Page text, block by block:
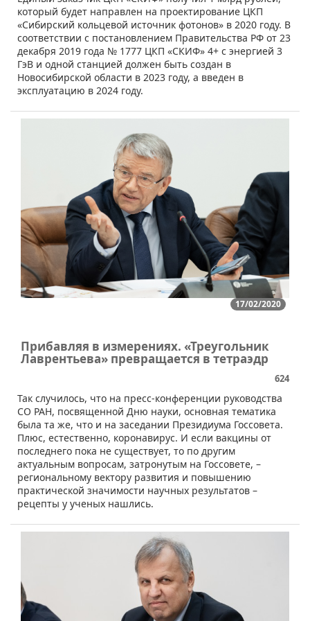
который будет направлен на проектирование ЦКП
«Сибирский кольцевой источник фотонов» в 2020 году. В
соответствии с постановлением Правительства РФ от 23
декабря 2019 года № 1777 ЦКП «СКИФ» 4+ с энергией 3
ГэВ и одной станцией должен быть создан в
Новосибирской области в 2023 году, а введен в
эксплуатацию в 2024 году.
17/02/2020
Прибавляя в измерениях. «Треугольник
Лаврентьева» превращается в тетраэдр
624
​Так случилось, что на пресс-конференции руководства
СО РАН, посвященной Дню науки, основная тематика
была та же, что и на заседании Президиума Госсовета.
Плюс, естественно, коронавирус. И если вакцины от
последнего пока не существует, то по другим
актуальным вопросам, затронутым на Госсовете, –
региональному вектору развития и повышению
практической значимости научных результатов –
рецепты у ученых нашлись.